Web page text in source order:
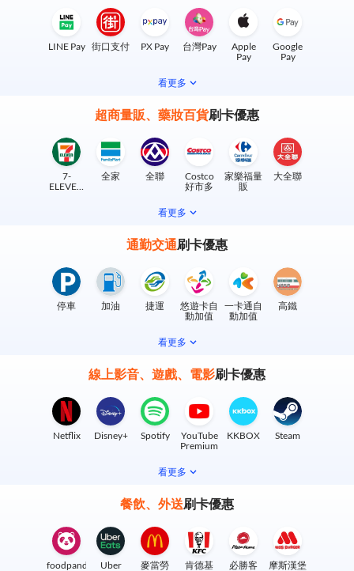
LINE Pay 街口支付 PX Pay 台灣Pay
Apple
Pay
Google
Pay
看更多
超商量販、藥妝百貨刷卡優惠
7-
ELEVEN
全家 全聯
Costco
好市多
家樂福量
販
大全聯
看更多
通勤交通刷卡優惠
停車 加油 捷運
悠遊卡自
動加值
一卡通自
動加值
高鐵
看更多
線上影音、遊戲、電影刷卡優惠
Netflix Disney+ Spotify
YouTube
Premium
KKBOX Steam
看更多
餐飲、外送刷卡優惠
foodpanda
Uber
麥當勞
肯德基
必勝客 摩斯漢堡